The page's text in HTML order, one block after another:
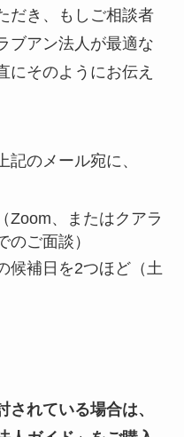
だき、もしご相談者
ブアン法人が最適な
にそのようにお伝え
記のメール宛に、
Zoom、またはクアラ
のご面談）
候補日を2つほど（土
れている場合は、